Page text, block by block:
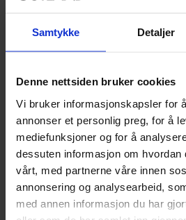
Samtykke Detaljer
Denne nettsiden bruker cookies
Vi bruker informasjonskapsler for
annonser et personlig preg, for å
mediefunksjoner og for å
dessuten informasjon om hvordan
vårt, med partnerne våre innen
annonsering og analysearbeid,
med annen informasjon du har
og nå kan du besøke Outland Oslo
kjente miniatyrdioramaer med dine
egen YouTube-kanal.